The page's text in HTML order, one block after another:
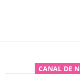
CANAL DE